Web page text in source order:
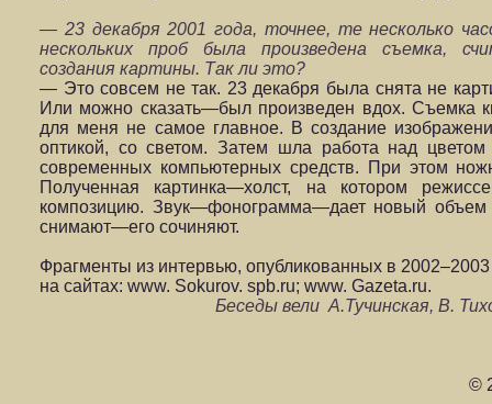
— 23 декабря 2001 года, точнее, те несколько
нескольких проб была произведена съемка,
создания картины. Так ли это?
— Это совсем не так. 23 декабря была снята не
Или можно сказать—был произведен вдох. Съемка
для меня не самое главное. В создание
оптикой, со светом. Затем шла работа над
современных компьютерных средств. При этом
Полученная картинка—холст, на котором
композицию. Звук—фонограмма—дает новый
снимают—его сочиняют.
Фрагменты из интервью, опубликованных в 2002–2003
на сайтах: www. Sokurov. spb.ru; www. Gazeta.ru.
Беседы вели А.Тучинская, В.
©